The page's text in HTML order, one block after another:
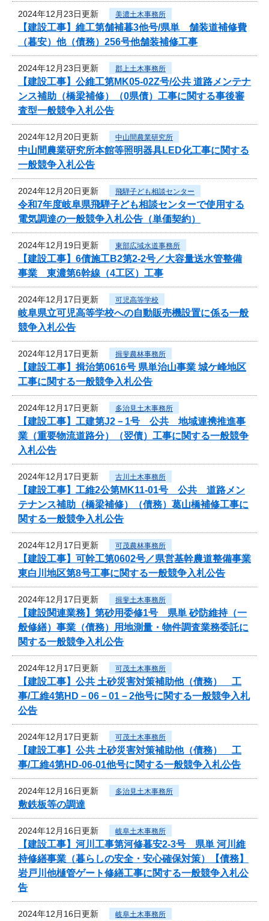
2024年12月23日更新 美濃土木事務所
【建設工事】維工第舗補暮3他号/県単 舗装道補修費
（暮安）他（債務）256号他舗装補修工事
2024年12月23日更新 郡上土木事務所
【建設工事】公維工第MK05-02Z号/公共 道路メンテナ
ンス補助（橋梁補修）（0県債）工事に関する事後審
査型一般競争入札公告
2024年12月20日更新 中山間農業研究所
中山間農業研究所本館等照明器具LED化工事に関する
一般競争入札公告
2024年12月20日更新 飛騨子ども相談センター
令和7年度岐阜県飛騨子ども相談センターで使用する
電気調達の一般競争入札公告（単価契約）
2024年12月19日更新 東部広域水道事務所
【建設工事】6債施工B2第2-2号／大容量送水管整備
事業 東濃第6幹線（4工区）工事
2024年12月17日更新 可児高等学校
岐阜県立可児高等学校への自動販売機設置に係る一般
競争入札公告
2024年12月17日更新 揖斐農林事務所
【建設工事】揖治第0616号 県単治山事業 城ケ峰地区
工事に関する一般競争入札公告
2024年12月17日更新 多治見土木事務所
【建設工事】工建第J2－1号 公共 地域連携推進事
業（重要物流道路分）（翌債）工事に関する一般競争
入札公告
2024年12月17日更新 古川土木事務所
【建設工事】工維2公第MK11-01号 公共 道路メン
テナンス補助（橋梁補修）（債務）葛山橋補修工事に
関する一般競争入札公告
2024年12月17日更新 可茂農林事務所
【建設工事】可幹工第0602号／県営基幹農道整備事業
東白川地区第8号工事に関する一般競争入札公告
2024年12月17日更新 揖斐土木事務所
【建設関連業務】第砂用委修1号 県単 砂防維持（一
般修繕）事業（債務）用地測量・物件調査業務委託に
関する一般競争入札公告
2024年12月17日更新 可茂土木事務所
【建設工事】公共 土砂災害対策補助他（債務） 工
事/工維4第HD－06－01－2他号に関する一般競争入札
公告
2024年12月17日更新 可茂土木事務所
【建設工事】公共 土砂災害対策補助他（債務） 工
事/工維4第HD-06-01他号に関する一般競争入札公告
2024年12月16日更新 多治見土木事務所
敷鉄板等の調達
2024年12月16日更新 岐阜土木事務所
【建設工事】河川工事第河修暮安2-3号 県単 河川維
持修繕事業（暮らしの安全・安心確保対策）【債務】
岩戸川他樋管ゲート修繕工事に関する一般競争入札公
告
2024年12月16日更新 岐阜土木事務所